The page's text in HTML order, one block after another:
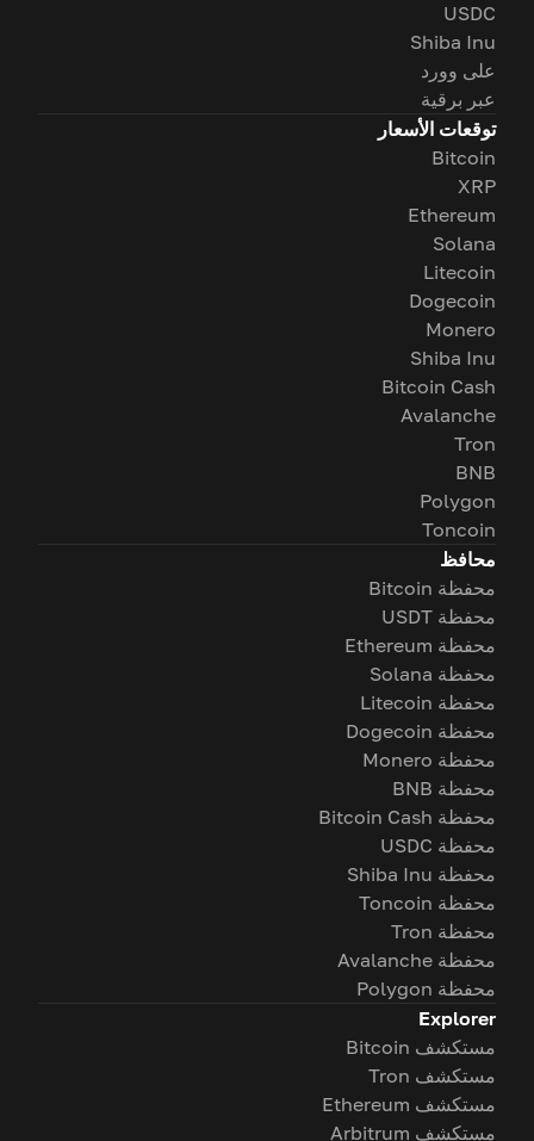
USDC
Shiba Inu
على وورد
عبر برقية
توقعات الأسعار
Bitcoin
XRP
Ethereum
Solana
Litecoin
Dogecoin
Monero
Shiba Inu
Bitcoin Cash
Avalanche
Tron
BNB
Polygon
Toncoin
محافظ
محفظة Bitcoin
محفظة USDT
محفظة Ethereum
محفظة Solana
محفظة Litecoin
محفظة Dogecoin
محفظة Monero
محفظة BNB
محفظة Bitcoin Cash
محفظة USDC
محفظة Shiba Inu
محفظة Toncoin
محفظة Tron
محفظة Avalanche
محفظة Polygon
Explorer
مستكشف Bitcoin
مستكشف Tron
مستكشف Ethereum
مستكشف Arbitrum